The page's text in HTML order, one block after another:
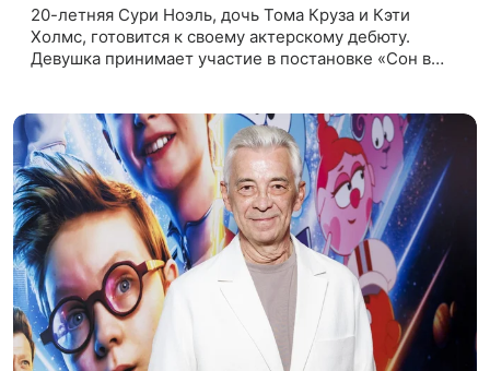
20-летняя Сури Ноэль, дочь Тома Круза и Кэти
Холмс, готовится к своему актерскому дебюту.
Девушка принимает участие в постановке «Сон в